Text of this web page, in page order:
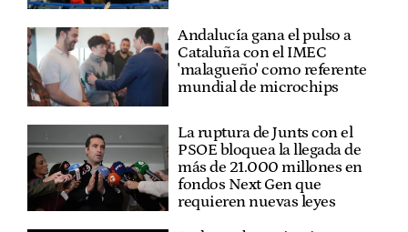
Andalucía gana el pulso a
Cataluña con el IMEC
'malagueño' como referente
mundial de microchips
La ruptura de Junts con el
PSOE bloquea la llegada de
más de 21.000 millones en
fondos Next Gen que
requieren nuevas leyes